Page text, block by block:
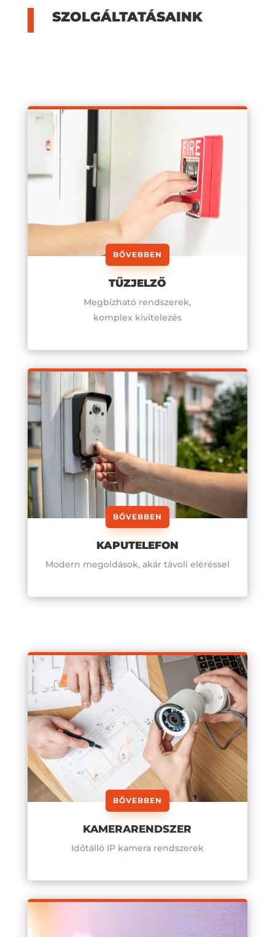
SZOLGÁLTATÁSAINK
BŐVEBBEN
TŰZJELZŐ
Megbízható rendszerek,
komplex kivitelezés
BŐVEBBEN
KAPUTELEFON
Modern megoldások, akár távoli eléréssel
BŐVEBBEN
KAMERARENDSZER
Időtálló IP kamera rendszerek